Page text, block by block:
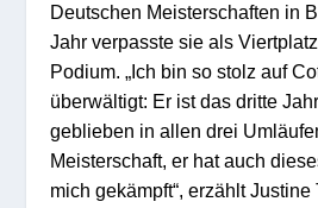
Deutschen Meisterschaften in
Jahr verpasste sie als
Podium. „Ich bin so stolz auf
überwältigt: Er ist das dritte
geblieben in allen drei
Meisterschaft, er hat auch
mich gekämpft“, erzählt